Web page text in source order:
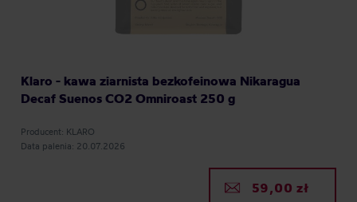
Klaro - kawa ziarnista bezkofeinowa Nikaragua
Decaf Suenos CO2 Omniroast 250 g
Producent: KLARO
Data palenia: 20.07.2026
59,00 zł